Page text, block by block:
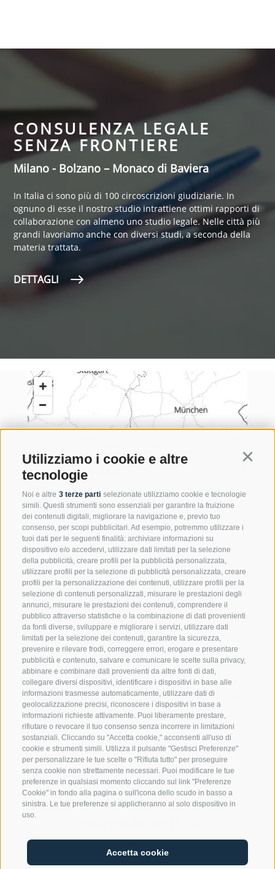
Utilizziamo i cookie e altre
tecnologie
Noi e altre 3 terze parti selezionate utilizziamo cookie e tecnologie
simili. Questi strumenti sono essenziali per garantire la fruizione
dei contenuti digitali, migliorare la navigazione e, previo tuo
consenso, per scopi pubblicitari. Ad esempio, potremmo utilizzare i
tuoi dati per le seguenti finalità: archiviare informazioni su
dispositivo e/o accedervi, utilizzare dati limitati per la selezione
della pubblicità, creare profili per la pubblicità personalizzata,
utilizzare profili per la selezione di pubblicità personalizzata, creare
profili per la personalizzazione dei contenuti, utilizzare profili per la
selezione di contenuti personalizzati, misurare le prestazioni degli
annunci, misurare le prestazioni dei contenuti, comprendere il
pubblico attraverso statistiche o la combinazione di dati provenienti
da fonti diverse, sviluppare e migliorare i servizi, utilizzare dati
limitati per la selezione dei contenuti, garantire la sicurezza,
prevenire e rilevare frodi, correggere errori, erogare e presentare
pubblicità e contenuto, salvare e comunicare le scelte sulla privacy,
abbinare e combinare dati provenienti da altre fonti di dati,
collegare diversi dispositivi, identificare i dispositivi in base alle
informazioni trasmesse automaticamente, utilizzare dati di
geolocalizzazione precisi, riconoscere i dispositivi in base a
informazioni richieste attivamente. Puoi liberamente prestare,
rifiutare o revocare il tuo consenso senza incorrere in limitazioni
sostanziali. Cliccando su "Accetta cookie," acconsenti all'uso di
cookie e strumenti simili. Utilizza il pulsante "Gestisci Preferenze"
per personalizzare le tue scelte o "Rifiuta tutto" per proseguire
senza cookie non strettamente necessari. Puoi modificare le tue
preferenze in qualsiasi momento cliccando sul link "Preferenze
Cookie" in fondo alla pagina o sull'icona dello scudo in basso a
sinistra. Le tue preferenze si applicheranno al solo dispositivo in
uso.
Accetta cookie
CONSULENZA LEGALE
SENZA FRONTIERE
Milano - Bolzano – Monaco di Baviera
In Italia ci sono più di 100 circoscrizioni giudiziarie. In
ognuno di esse il nostro studio intrattiene ottimi rapporti di
collaborazione con almeno uno studio legale. Nelle città più
grandi lavoriamo anche con diversi studi, a seconda della
materia trattata.
DETTAGLI
Studio Legale Associato Brandstätter
Via Dr. Streiter, 12 · I-39100 Bolzano
T+39 0471 971858·F +39 0471 975779
info@brandstaetter.it